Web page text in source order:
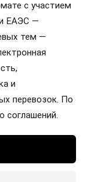
с участием
ЕАЭС —
тем —
и
перевозок. По
соглашений.